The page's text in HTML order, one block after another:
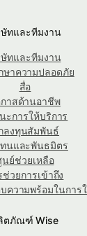
ทและทีมงาน
ทและทีมงาน
ษาความปลอดภัย
สื่อ
าสด้านอาชีพ
ะการให้บริการ
ลงทุนสัมพันธ์
นและพันธมิตร
นย์ช่วยเหลือ
ช่วยการเข้าถึง
ความพร้อมในการ
ตภัณฑ์ Wise